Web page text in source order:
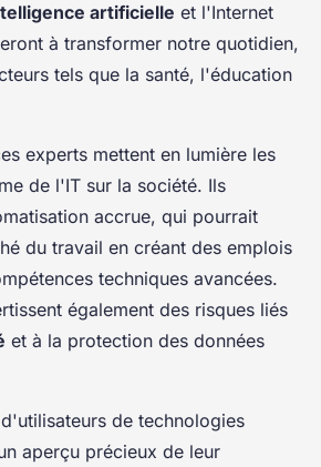
artificielle et l'Internet
à transformer notre quotidien,
tels que la santé, l'éducation
experts mettent en lumière les
de l'IT sur la société. Ils
accrue, qui pourrait
du travail en créant des emplois
techniques avancées.
également des risques liés
et à la protection des données
d'utilisateurs de technologies
aperçu précieux de leur